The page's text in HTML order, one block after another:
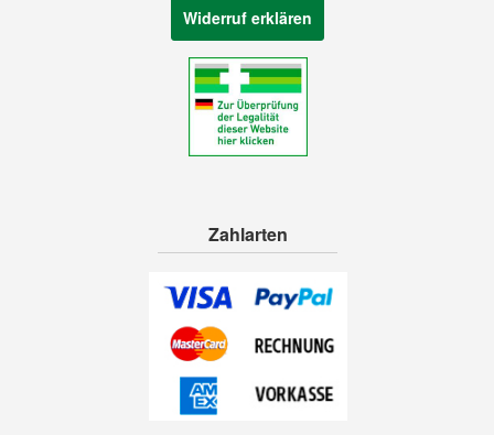
Widerruf erklären
Zahlarten